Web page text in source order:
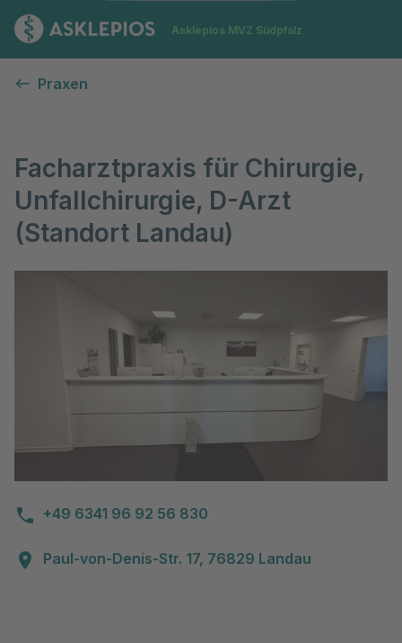
Zur Startseite
Asklepios MVZ Südpfalz
Praxen
Facharztpraxis für Chirurgie,
Unfallchirurgie, D-Arzt
(Standort Landau)
+49 6341 96 92 56 830
Paul-von-Denis-Str. 17, 76829 Landau